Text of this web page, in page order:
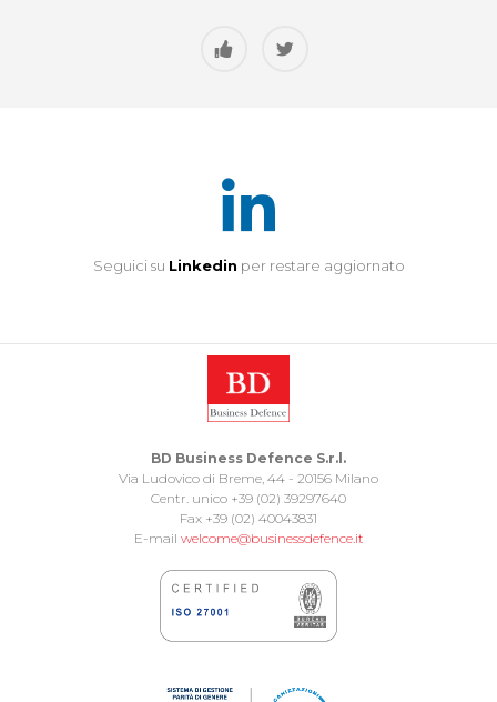
Seguici su Linkedin per restare aggiornato
BD Business Defence S.r.l.
Via Ludovico di Breme, 44 - 20156 Milano
Centr. unico +39 (02) 39297640
Fax +39 (02) 40043831
E-mail welcome@businessdefence.it